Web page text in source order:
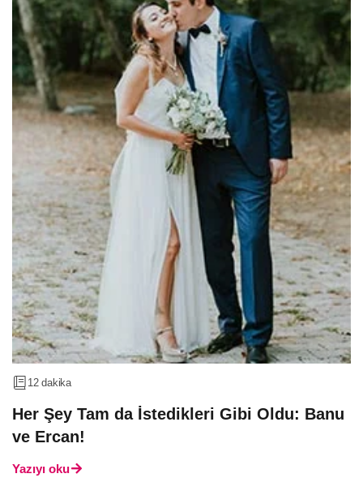
12 dakika
Her Şey Tam da İstedikleri Gibi Oldu: Banu
ve Ercan!
Yazıyı oku